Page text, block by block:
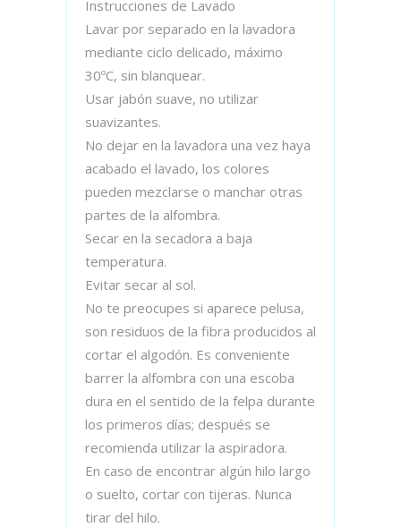
Instrucciones de Lavado
Lavar por separado en la lavadora
mediante ciclo delicado, máximo
30ºC, sin blanquear.
Usar jabón suave, no utilizar
suavizantes.
No dejar en la lavadora una vez haya
acabado el lavado, los colores
pueden mezclarse o manchar otras
partes de la alfombra.
Secar en la secadora a baja
temperatura.
Evitar secar al sol.
No te preocupes si aparece pelusa,
son residuos de la fibra producidos al
cortar el algodón. Es conveniente
barrer la alfombra con una escoba
dura en el sentido de la felpa durante
los primeros días; después se
recomienda utilizar la aspiradora.
En caso de encontrar algún hilo largo
o suelto, cortar con tijeras. Nunca
tirar del hilo.